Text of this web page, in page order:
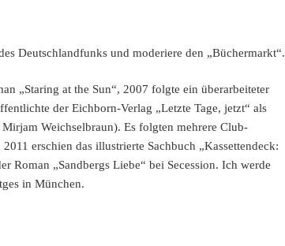
Deutschlandfunks und moderiere den „Büchermarkt“.
„Staring at the Sun“, 2007 folgte ein überarbeiteter
der Eichborn-Verlag „Letzte Tage, jetzt“ als
Weichselbraun). Es folgten mehrere Club-
erschien das illustrierte Sachbuch „Kassettendeck:
Roman „Sandbergs Liebe“ bei Secession. Ich werde
in München.